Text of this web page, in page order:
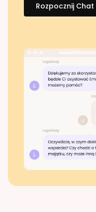
Rozpocznij Chat